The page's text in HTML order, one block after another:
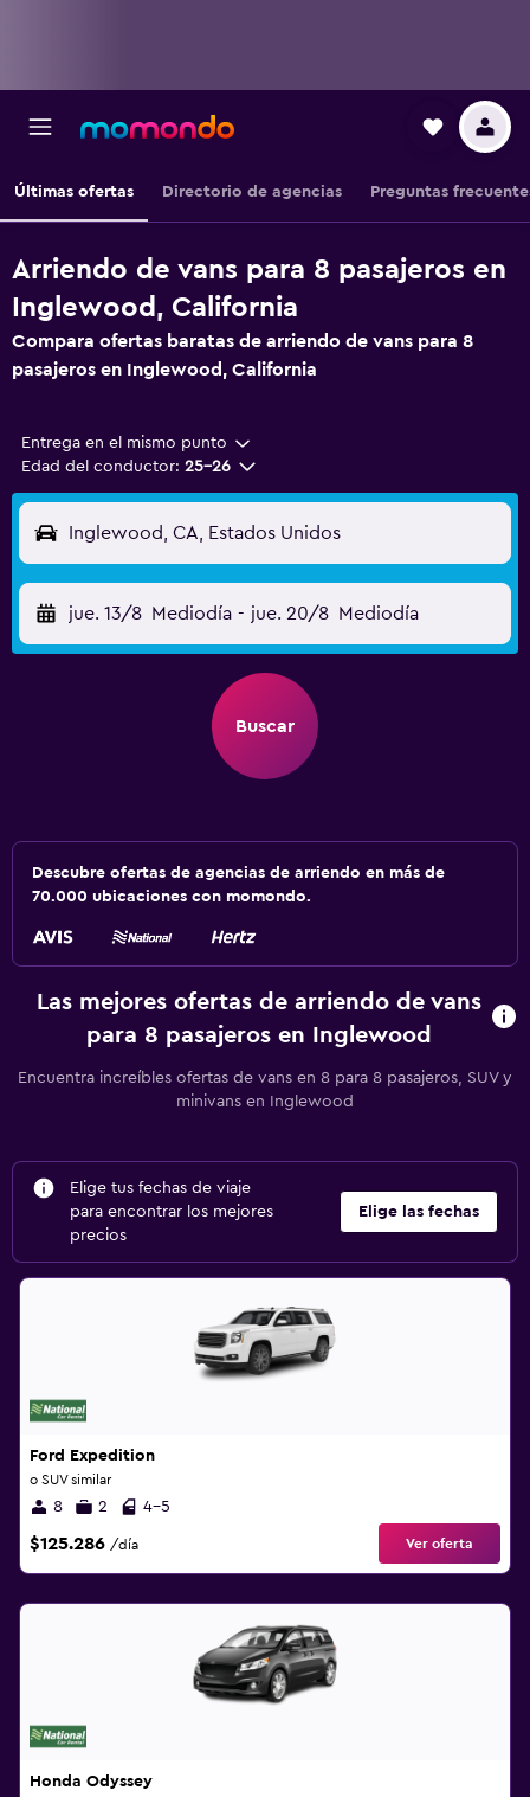
Últimas ofertas Directorio de agencias Preguntas
Arriendo de vans para 8 pasajeros en
Inglewood, California
Compara ofertas baratas de arriendo de vans para 8
pasajeros en Inglewood, California
Entrega en el mismo punto
Edad del conductor: 25-26
Inglewood, CA, Estados Unidos
jue. 13/8 Mediodía - jue. 20/8 Mediodía
Buscar
Descubre ofertas de agencias de arriendo en más de
70.000 ubicaciones con momondo.
Las mejores ofertas de arriendo de vans
para 8 pasajeros en Inglewood
Encuentra increíbles ofertas de vans en 8 para 8 pasajeros, SUV y
minivans en Inglewood
Elige tus fechas de viaje
para encontrar los mejores
precios
Elige las fechas
Ford Expedition
o SUV similar
8 2 4-5
$125.286 /día Ver oferta
Honda Odyssey